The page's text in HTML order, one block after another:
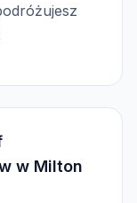
w Milton